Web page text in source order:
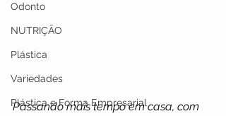
Odonto
NUTRIÇÃO
Plástica
Variedades
Plástica e Forma Empresarial
Passando mais tempo em casa, com